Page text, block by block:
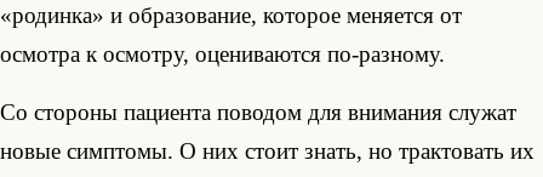
«родинка» и образование, которое меняется от
осмотра к осмотру, оцениваются по-разному.
Со стороны пациента поводом для внимания служат
новые симптомы. О них стоит знать, но трактовать их